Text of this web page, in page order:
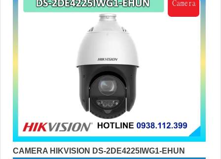
CAMERA HIKVISION DS-2DE4225IWG1-EHUN